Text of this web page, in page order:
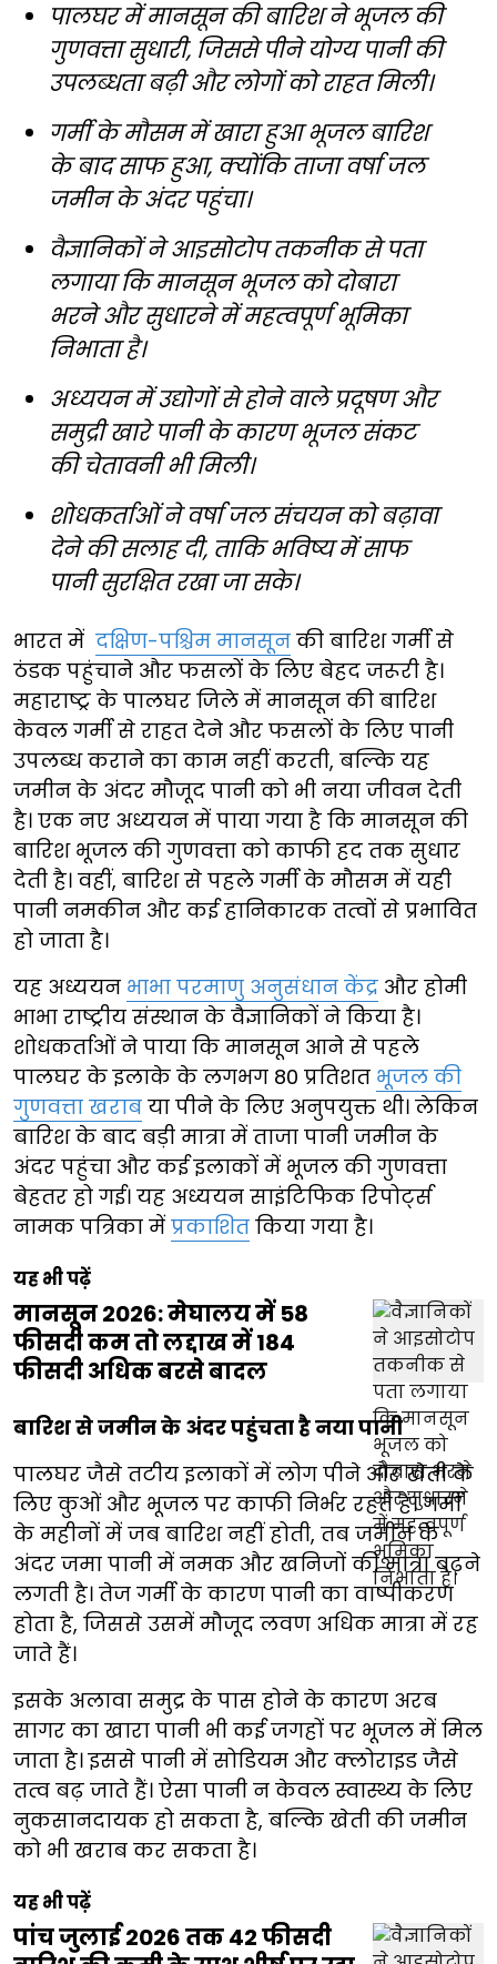
पालघर में मानसून की बारिश ने भूजल की
गुणवत्ता सुधारी, जिससे पीने योग्य पानी की
उपलब्धता बढ़ी और लोगों को राहत मिली।
गर्मी के मौसम में खारा हुआ भूजल बारिश
के बाद साफ हुआ, क्योंकि ताजा वर्षा जल
जमीन के अंदर पहुंचा।
वैज्ञानिकों ने आइसोटोप तकनीक से पता
लगाया कि मानसून भूजल को दोबारा
भरने और सुधारने में महत्वपूर्ण भूमिका
निभाता है।
अध्ययन में उद्योगों से होने वाले प्रदूषण और
समुद्री खारे पानी के कारण भूजल संकट
की चेतावनी भी मिली।
शोधकर्ताओं ने वर्षा जल संचयन को बढ़ावा
देने की सलाह दी, ताकि भविष्य में साफ
पानी सुरक्षित रखा जा सके।
भारत में दक्षिण-पश्चिम मानसून की बारिश गर्मी से
ठंडक पहुंचाने और फसलों के लिए बेहद जरूरी है।
महाराष्ट्र के पालघर जिले में मानसून की बारिश
केवल गर्मी से राहत देने और फसलों के लिए पानी
उपलब्ध कराने का काम नहीं करती, बल्कि यह
जमीन के अंदर मौजूद पानी को भी नया जीवन देती
है। एक नए अध्ययन में पाया गया है कि मानसून की
बारिश भूजल की गुणवत्ता को काफी हद तक सुधार
देती है। वहीं, बारिश से पहले गर्मी के मौसम में यही
पानी नमकीन और कई हानिकारक तत्वों से प्रभावित
हो जाता है।
यह अध्ययन भाभा परमाणु अनुसंधान केंद्र और होमी
भाभा राष्ट्रीय संस्थान के वैज्ञानिकों ने किया है।
शोधकर्ताओं ने पाया कि मानसून आने से पहले
पालघर के इलाके के लगभग 80 प्रतिशत भूजल की
गुणवत्ता खराब या पीने के लिए अनुपयुक्त थी। लेकिन
बारिश के बाद बड़ी मात्रा में ताजा पानी जमीन के
अंदर पहुंचा और कई इलाकों में भूजल की गुणवत्ता
बेहतर हो गई। यह अध्ययन साइंटिफिक रिपोर्ट्स
नामक पत्रिका में प्रकाशित किया गया है।
यह भी पढ़ें
मानसून 2026: मेघालय में 58
फीसदी कम तो लद्दाख में 184
फीसदी अधिक बरसे बादल
बारिश से जमीन के अंदर पहुंचता है नया पानी
पालघर जैसे तटीय इलाकों में लोग पीने और खेती के
लिए कुओं और भूजल पर काफी निर्भर रहते हैं। गर्मी
के महीनों में जब बारिश नहीं होती, तब जमीन के
अंदर जमा पानी में नमक और खनिजों की मात्रा बढ़ने
लगती है। तेज गर्मी के कारण पानी का वाष्पीकरण
होता है, जिससे उसमें मौजूद लवण अधिक मात्रा में रह
जाते हैं।
इसके अलावा समुद्र के पास होने के कारण अरब
सागर का खारा पानी भी कई जगहों पर भूजल में मिल
जाता है। इससे पानी में सोडियम और क्लोराइड जैसे
तत्व बढ़ जाते हैं। ऐसा पानी न केवल स्वास्थ्य के लिए
नुकसानदायक हो सकता है, बल्कि खेती की जमीन
को भी खराब कर सकता है।
यह भी पढ़ें
पांच जुलाई 2026 तक 42 फीसदी